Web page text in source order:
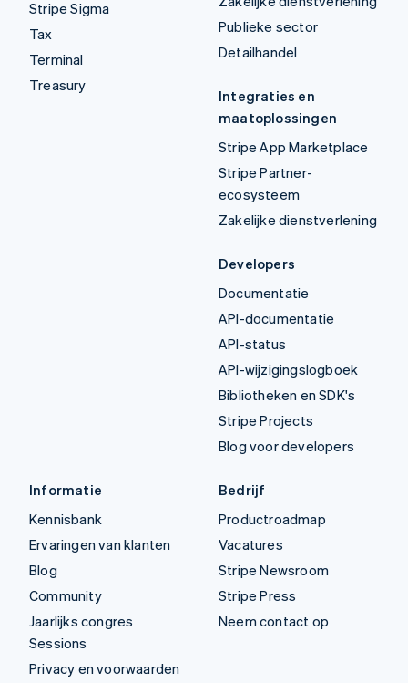
Stripe Sigma
Tax
Terminal
Treasury
Publieke sector
Detailhandel
Integraties en
maatoplossingen
Stripe App Marketplace
Stripe Partner-
ecosysteem
Zakelijke dienstverlening
Developers
Documentatie
API-documentatie
API-status
API-wijzigingslogboek
Bibliotheken en SDK's
Stripe Projects
Blog voor developers
Informatie
Kennisbank
Ervaringen van klanten
Blog
Community
Jaarlijks congres
Sessions
Privacy en voorwaarden
Bedrijf
Productroadmap
Vacatures
Stripe Newsroom
Stripe Press
Neem contact op